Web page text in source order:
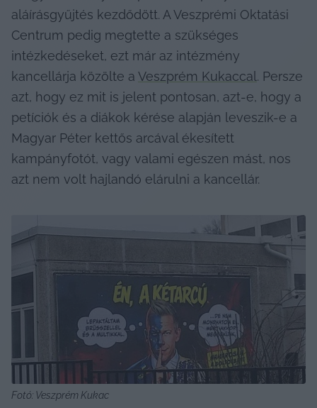
aláírásgyűjtés kezdődött. A Veszprémi Oktatási
Centrum pedig megtette a szükséges
intézkedéseket, ezt már az intézmény
kancellárja közölte a Veszprém Kukaccal . Persze
azt, hogy ez mit is jelent pontosan, azt-e, hogy a
petíciók és a diákok kérése alapján leveszik-e a
Magyar Péter kettős arcával ékesített
kampányfotót, vagy valami egészen mást, nos
azt nem volt hajlandó elárulni a kancellár.
Fotó: Veszprém Kukac